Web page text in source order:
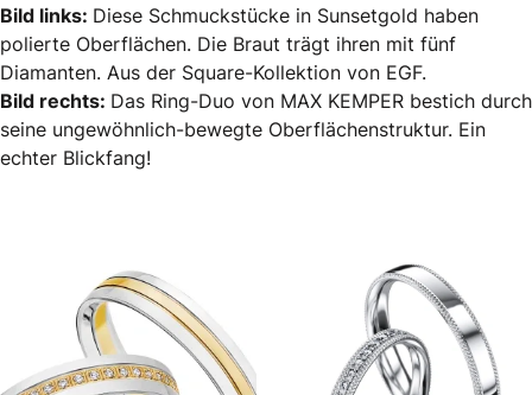
Bild links: Diese Schmuckstücke in Sunsetgold haben
polierte Oberflächen. Die Braut trägt ihren mit fünf
Diamanten. Aus der Square-Kollektion von EGF.
Bild rechts: Das Ring-Duo von MAX KEMPER bestich durch
seine ungewöhnlich-bewegte Oberflächenstruktur. Ein
echter Blickfang!